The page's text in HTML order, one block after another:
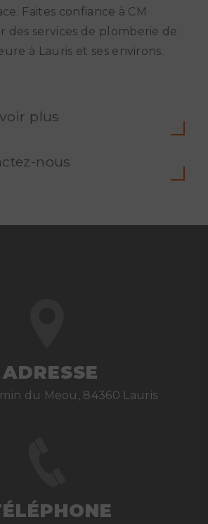
Faites confiance à CM
des services de plomberie de
à Lauris et ses environs.
plus
nous
ADRESSE
du Meou, 84360 Lauris